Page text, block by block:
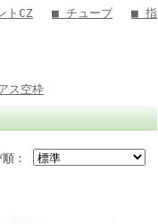
トCZ ■ チューブ
■ 指
ス空枠
順：